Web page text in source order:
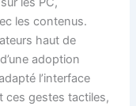
les contenus.
haut de
adoption
l’interface
ces gestes tactiles,